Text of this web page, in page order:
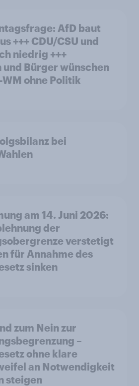
AfD baut
CSU und
niedrig +++
Bürger wünschen
ohne Politik
bei
am 14. Juni 2026:
der
verstetigt
für Annahme des
sinken
zum Nein zur
–
ohne klare
an Notwendigkeit
steigen